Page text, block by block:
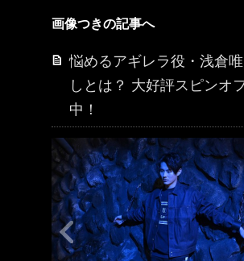
画像つきの記事へ
悩めるアギレラ役・浅倉
しとは？ 大好評スピンオ
中！